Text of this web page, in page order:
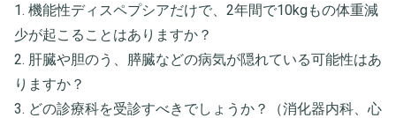
1. 機能性ディスペプシアだけで、2年間で10kgもの体重減
少が起こることはありますか？
2. 肝臓や胆のう、膵臓などの病気が隠れている可能性はあ
りますか？
3. どの診療科を受診すべきでしょうか？（消化器内科、心